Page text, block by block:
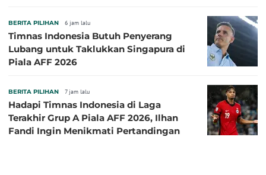
BERITA PILIHAN 6 jam lalu
Timnas Indonesia Butuh Penyerang
Lubang untuk Taklukkan Singapura di
Piala AFF 2026
BERITA PILIHAN 7 jam lalu
Hadapi Timnas Indonesia di Laga
Terakhir Grup A Piala AFF 2026, Ilhan
Fandi Ingin Menikmati Pertandingan